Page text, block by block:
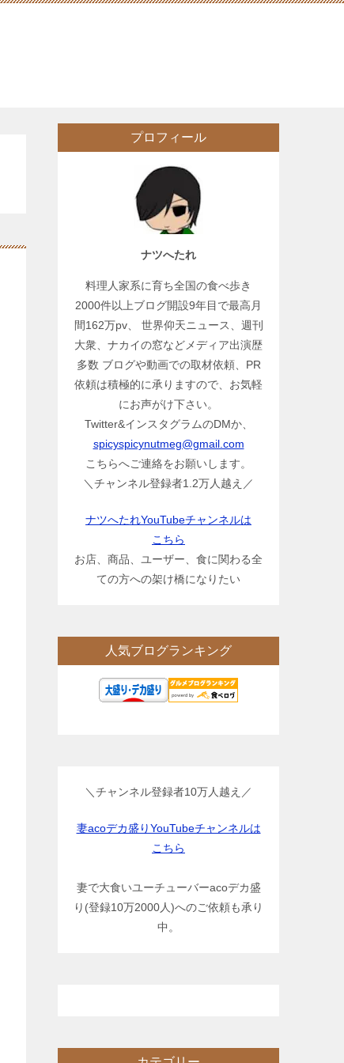
プロフィール
ナツへたれ
料理人家系に育ち全国の食べ歩き
2000件以上ブログ開設9年目で最高月
間162万pv、 世界仰天ニュース、週刊
大衆、ナカイの窓などメディア出演歴
多数 ブログや動画での取材依頼、PR
依頼は積極的に承りますので、お気軽
にお声がけ下さい。
Twitter&インスタグラムのDMか、
spicyspicynutmeg@gmail.com
こちらへご連絡をお願いします。
＼チャンネル登録者1.2万人越え／
ナツへたれYouTubeチャンネルは
こちら
お店、商品、ユーザー、食に関わる全
ての方への架け橋になりたい
人気ブログランキング
＼チャンネル登録者10万人越え／
妻acoデカ盛りYouTubeチャンネルは
こちら
妻で大食いユーチューバーacoデカ盛
り(登録10万2000人)へのご依頼も承り
中。